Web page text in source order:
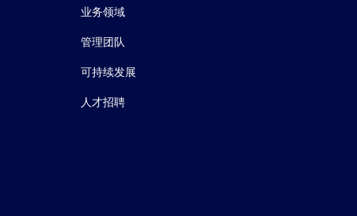
业务领域
管理团队
可持续发展
人才招聘